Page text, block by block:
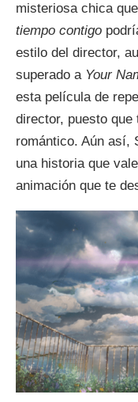
misteriosa chica
tiempo contigo
estilo del director,
superado a Your
esta película de
director, puesto que
romántico. Aún así,
una historia que
animación que te